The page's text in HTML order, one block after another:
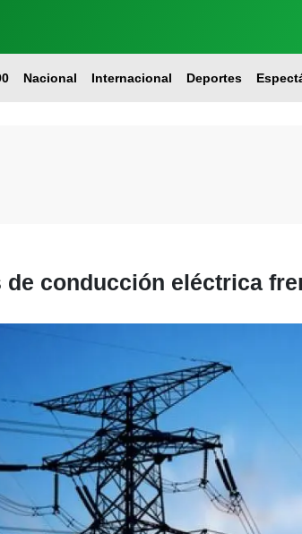
Nacional Internacional Deportes
conducción eléctrica